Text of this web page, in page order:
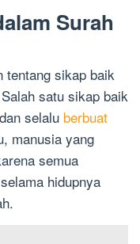
Surah
tentang sikap baik
satu sikap baik
selalu berbuat
manusia yang
semua
hidupnya